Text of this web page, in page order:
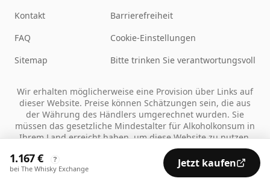
1.167 € ?
bei The Whisky Exchange Jetzt kaufen
Kontakt
FAQ
Sitemap
Barrierefreiheit
Cookie-Einstellungen
Bitte trinken Sie verantwortungsvoll
Wir erhalten möglicherweise eine Provision über Links auf
dieser Website. Preise können Schätzungen sein, die aus
der Währung des Händlers umgerechnet wurden. Sie
müssen das gesetzliche Mindestalter für Alkoholkonsum in
Ihrem Land erreicht haben, um diese Website zu nutzen.